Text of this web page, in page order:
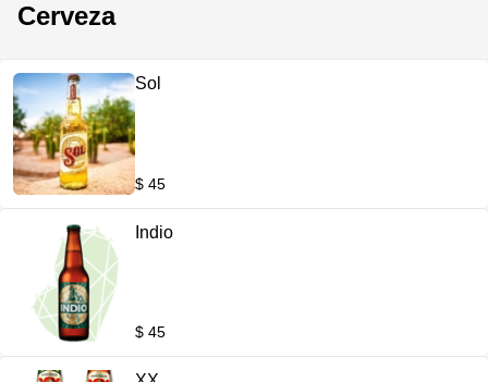
Cerveza
Sol
$ 45
Indio
$ 45